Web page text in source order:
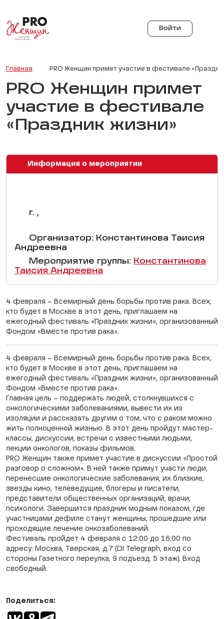
Войти
Главная PRO Женщин примет участие в фестивале
PRO Женщин примет
участие в фестивале
«Праздник жизни»
Информация о мероприятии
г. ,
Организатор: Константинова Таисия
Андреевна
Мероприятие группы: Константинова
Таисия Андреевна
4 февраля – Всемирный день борьбы против рака. Всех,
кто будет в Москве в этот день, приглашаем на
ежегодный фестиваль «Праздник жизни», организованный
Фондом «Вместе против рака».
4 февраля – Всемирный день борьбы против рака. Всех,
кто будет в Москве в этот день, приглашаем на
ежегодный фестиваль «Праздник жизни», организованный
Фондом «Вместе против рака».
Главная цель – поддержать людей, столкнувшихся с
онкологическими заболеваниями, вывести их из
изоляции и рассказать другим о том, что с раком можно
жить полноценной жизнью. В этот день пройдут мастер-
классы, дискуссии, встречи с известными людьми,
лекции онкологов, показы фильмов.
PRO Женщин также примет участие в дискуссии «Простой
разговор о сложном». В ней также примут участи люди,
перенесшие онкологические заболевания, их близкие,
звезды кино, телеведущие, блогеры и писатели,
представители общественных организаций, врачи,
психологи. Завершится праздник модным показом, где
участницами дефиле станут женщины, прошедшие или
проходящие лечение онкозаболеваний.
Фестиваль пройдет 4 февраля с 12:00 до 16:00 по
адресу: Москва, Тверская, д.7 (DI Telegraph, вход со
стороны Газетного переулка, 9 подъезд, 5 этаж). Вход
свободный.
Поделиться: